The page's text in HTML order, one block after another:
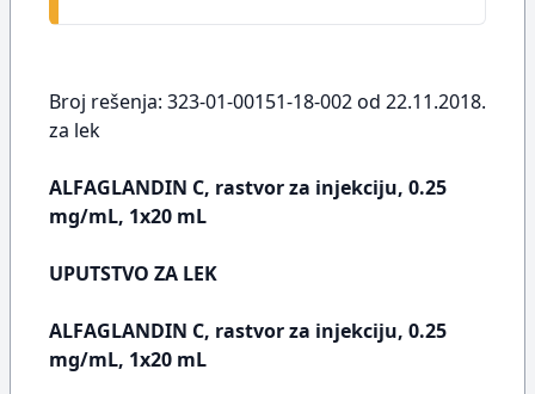
Broj rešenja: 323-01-00151-18-002 od 22.11.2018.
za lek
ALFAGLANDIN C, rastvor za injekciju, 0.25
mg/mL, 1x20 mL
UPUTSTVO ZA LEK
ALFAGLANDIN C, rastvor za injekciju, 0.25
mg/mL, 1x20 mL